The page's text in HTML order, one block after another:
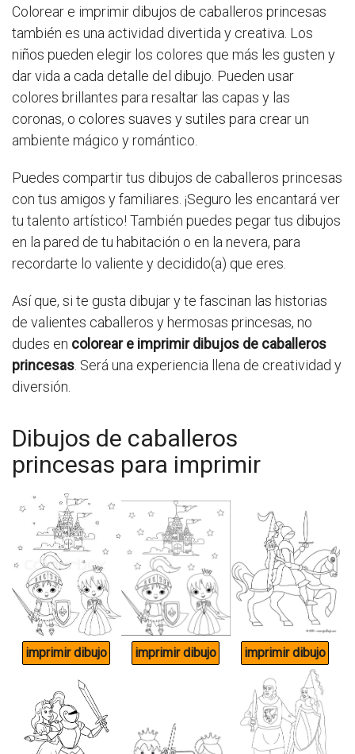
Colorear e imprimir dibujos de caballeros princesas
también es una actividad divertida y creativa. Los
niños pueden elegir los colores que más les gusten y
dar vida a cada detalle del dibujo. Pueden usar
colores brillantes para resaltar las capas y las
coronas, o colores suaves y sutiles para crear un
ambiente mágico y romántico.
Puedes compartir tus dibujos de caballeros princesas
con tus amigos y familiares. ¡Seguro les encantará ver
tu talento artístico! También puedes pegar tus dibujos
en la pared de tu habitación o en la nevera, para
recordarte lo valiente y decidido(a) que eres.
Así que, si te gusta dibujar y te fascinan las historias
de valientes caballeros y hermosas princesas, no
dudes en colorear e imprimir dibujos de caballeros
princesas. Será una experiencia llena de creatividad y
diversión.
Dibujos de caballeros
princesas para imprimir